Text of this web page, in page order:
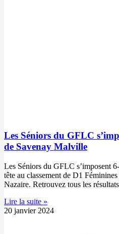
Les Séniors du GFLC
de Savenay Malville
Les Séniors du GFLC s’imposent
tête au classement de D1
Nazaire. Retrouvez tous les
Lire la suite »
20 janvier 2024